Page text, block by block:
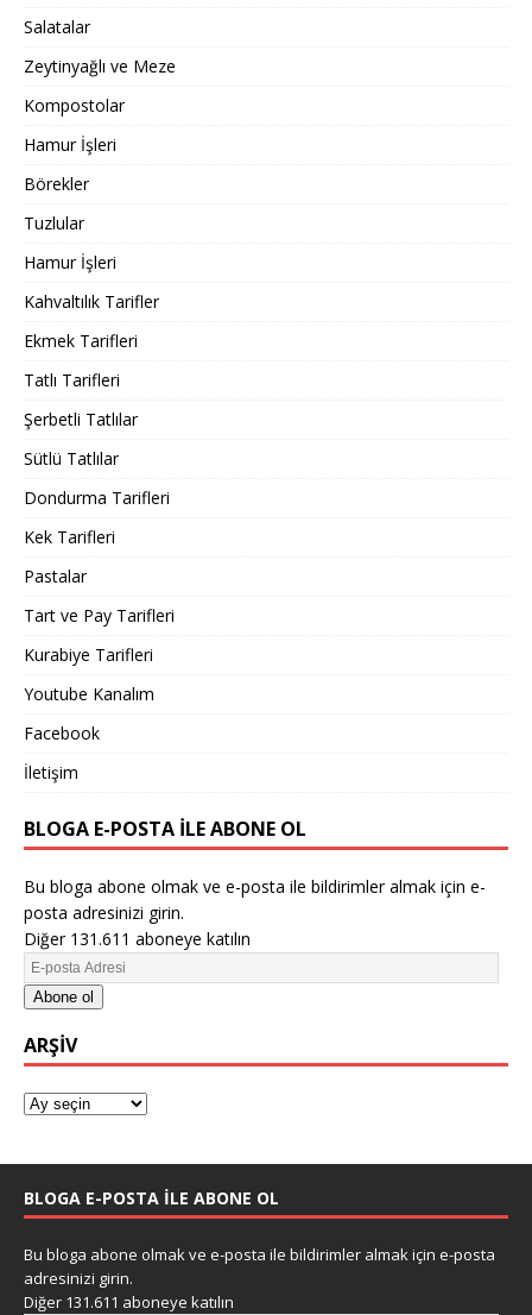
Salatalar
Zeytinyağlı ve Meze
Kompostolar
Hamur İşleri
Börekler
Tuzlular
Hamur İşleri
Kahvaltılık Tarifler
Ekmek Tarifleri
Tatlı Tarifleri
Şerbetli Tatlılar
Sütlü Tatlılar
Dondurma Tarifleri
Kek Tarifleri
Pastalar
Tart ve Pay Tarifleri
Kurabiye Tarifleri
Youtube Kanalım
Facebook
İletişim
BLOGA E-POSTA ILE ABONE OL
Bu bloga abone olmak ve e-posta ile bildirimler almak için e-
posta adresinizi girin.
Diğer 131.611 aboneye katılın
Abone ol
ARŞIV
BLOGA E-POSTA ILE ABONE OL
Bu bloga abone olmak ve e-posta ile bildirimler almak için e-posta
adresinizi girin.
Diğer 131.611 aboneye katılın